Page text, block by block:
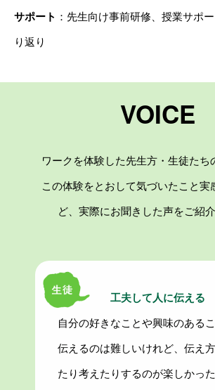
サポート ：先生向け事前研修、授業サポ
り返り
VOICE
ワークを体験した先生方・生徒たち
この体験をとおして気づいたこと実
ど、実際にお聞きした声をご紹介
工夫して人に伝える
自分の好きなことや興味のある
伝えるのは難しいけれど、伝え
たり考えたりするのが楽しかっ